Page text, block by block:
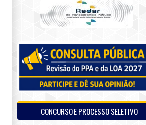
CONCURSO E PROCESSO SELETIVO